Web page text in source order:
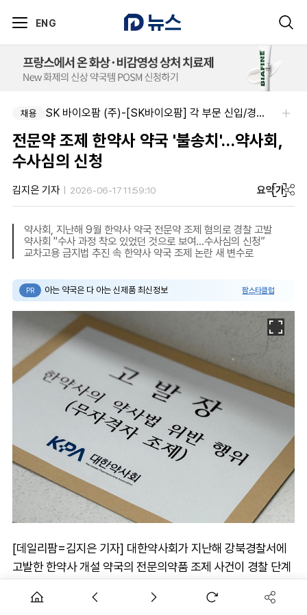
ENG
채용 SK 바이오팜 (주)-[SK바이오팜] 각 부문 신입/경력 구성원 영입
전문약 조제 한약사 약국 '불송치'…약사회,
수사심의 신청
김지은 기자 2026-06-17 11:59:10 요약가
약사회, 지난해 9월 한약사 약국 전문약 조제 혐의로 경찰 고발
약사회 "수사 과정 착오 있었던 것으로 보여…수사심의 신청”
교차고용 금지법 추진 속 한약사 약국 조제 논란 새 변수로
PR 아는 약국은 다 아는 신제품 최신정보 팜스타클럽
[데일리팜=김지은 기자] 대한약사회가 지난해 강북경찰서에
고발한 한약사 개설 약국의 전문의약품 조제 사건이 경찰 단계